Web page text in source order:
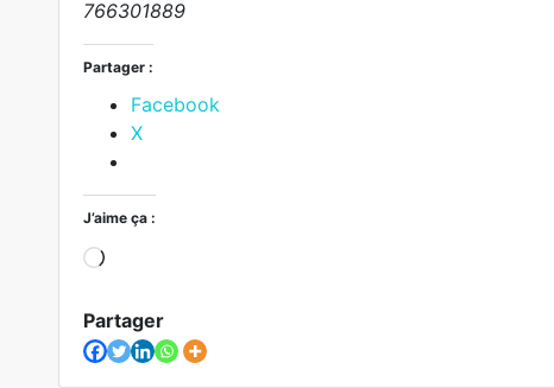
766301889
Partager :
Facebook
X
J’aime ça :
Partager